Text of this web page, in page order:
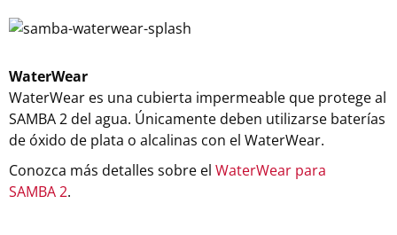
WaterWear
WaterWear es una cubierta impermeable que protege al
SAMBA 2 del agua. Únicamente deben utilizarse baterías
de óxido de plata o alcalinas con el WaterWear.
Conozca más detalles sobre el WaterWear para
SAMBA 2.